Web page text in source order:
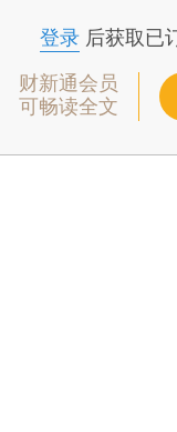
登录后获取已
财新通会员
可畅读全文